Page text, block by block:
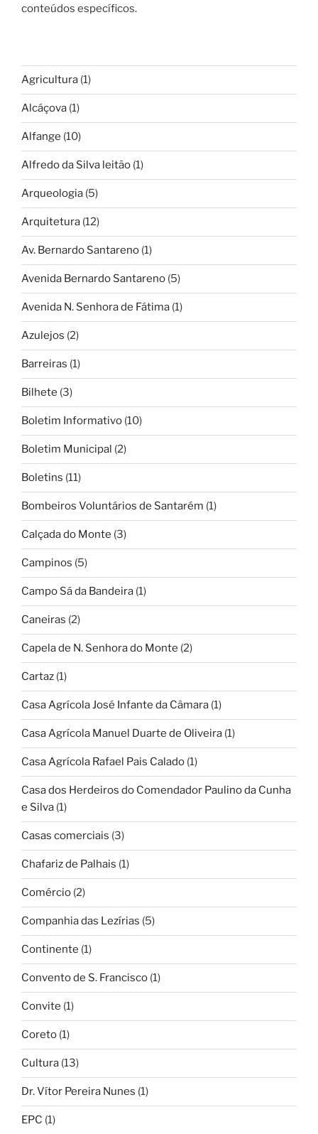
conteúdos específicos.
Agricultura (1)
Alcáçova (1)
Alfange (10)
Alfredo da Silva leitão (1)
Arqueologia (5)
Arquitetura (12)
Av. Bernardo Santareno (1)
Avenida Bernardo Santareno (5)
Avenida N. Senhora de Fátima (1)
Azulejos (2)
Barreiras (1)
Bilhete (3)
Boletim Informativo (10)
Boletim Municipal (2)
Boletins (11)
Bombeiros Voluntários de Santarém (1)
Calçada do Monte (3)
Campinos (5)
Campo Sá da Bandeira (1)
Caneiras (2)
Capela de N. Senhora do Monte (2)
Cartaz (1)
Casa Agrícola José Infante da Câmara (1)
Casa Agrícola Manuel Duarte de Oliveira (1)
Casa Agrícola Rafael Pais Calado (1)
Casa dos Herdeiros do Comendador Paulino da Cunha
e Silva (1)
Casas comerciais (3)
Chafariz de Palhais (1)
Comércio (2)
Companhia das Lezírias (5)
Continente (1)
Convento de S. Francisco (1)
Convite (1)
Coreto (1)
Cultura (13)
Dr. Vítor Pereira Nunes (1)
EPC (1)